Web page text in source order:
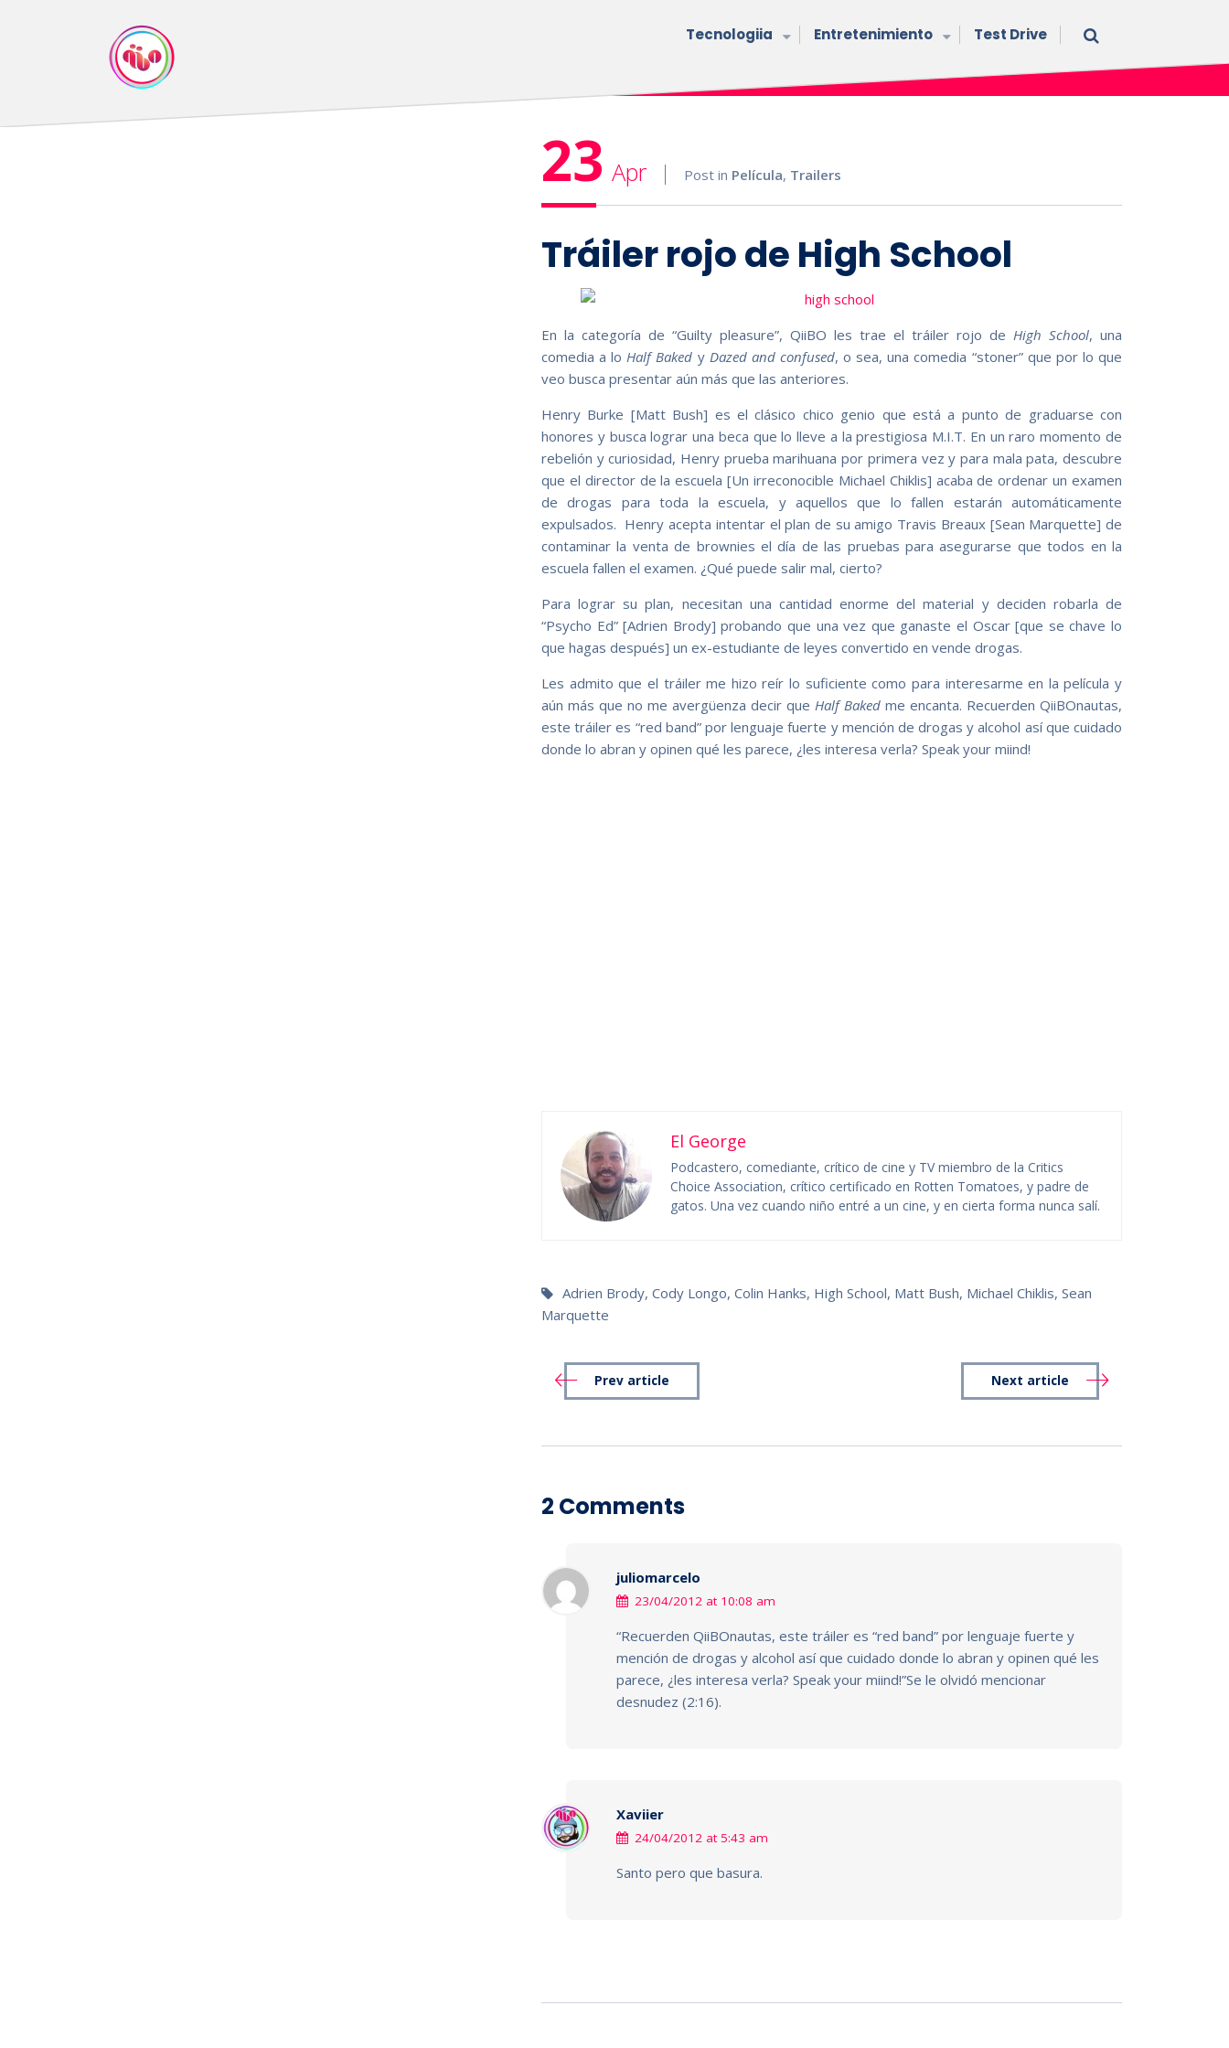
Tecnologiia Entretenimiento Test Drive
23 Apr Post in Película, Trailers
Tráiler rojo de High School
En la categoría de “Guilty pleasure”, QiiBO les trae el tráiler rojo de High School, una
comedia a lo Half Baked y Dazed and confused, o sea, una comedia “stoner” que por lo que
veo busca presentar aún más que las anteriores.
Henry Burke [Matt Bush] es el clásico chico genio que está a punto de graduarse con
honores y busca lograr una beca que lo lleve a la prestigiosa M.I.T. En un raro momento de
rebelión y curiosidad, Henry prueba marihuana por primera vez y para mala pata, descubre
que el director de la escuela [Un irreconocible Michael Chiklis] acaba de ordenar un examen
de drogas para toda la escuela, y aquellos que lo fallen estarán automáticamente
expulsados. Henry acepta intentar el plan de su amigo Travis Breaux [Sean Marquette] de
contaminar la venta de brownies el día de las pruebas para asegurarse que todos en la
escuela fallen el examen. ¿Qué puede salir mal, cierto?
Para lograr su plan, necesitan una cantidad enorme del material y deciden robarla de
“Psycho Ed” [Adrien Brody] probando que una vez que ganaste el Oscar [que se chave lo
que hagas después] un ex-estudiante de leyes convertido en vende drogas.
Les admito que el tráiler me hizo reír lo suficiente como para interesarme en la película y
aún más que no me avergüenza decir que Half Bakedme encanta. Recuerden QiiBOnautas,
este tráiler es “red band” por lenguaje fuerte y mención de drogas y alcohol así que cuidado
donde lo abran y opinen qué les parece, ¿les interesa verla? Speak your miind!
El George
Podcastero, comediante, crítico de cine y TV miembro de la Critics
Choice Association, crítico certificado en Rotten Tomatoes, y padre de
gatos. Una vez cuando niño entré a un cine, y en cierta forma nunca salí.
Adrien Brody,Cody Longo,Colin Hanks, High School, Matt Bush, Michael Chiklis,Sean
Marquette
Prev article Next article
2 Comments
juliomarcelo
23/04/2012 at 10:08 am
“Recuerden QiiBOnautas, este tráiler es “red band” por lenguaje fuerte y
mención de drogas y alcohol así que cuidado donde lo abran y opinen qué les
parece, ¿les interesa verla? Speak your miind!”Se le olvidó mencionar
desnudez (2:16).
Xaviier
24/04/2012 at 5:43 am
Santo pero que basura.